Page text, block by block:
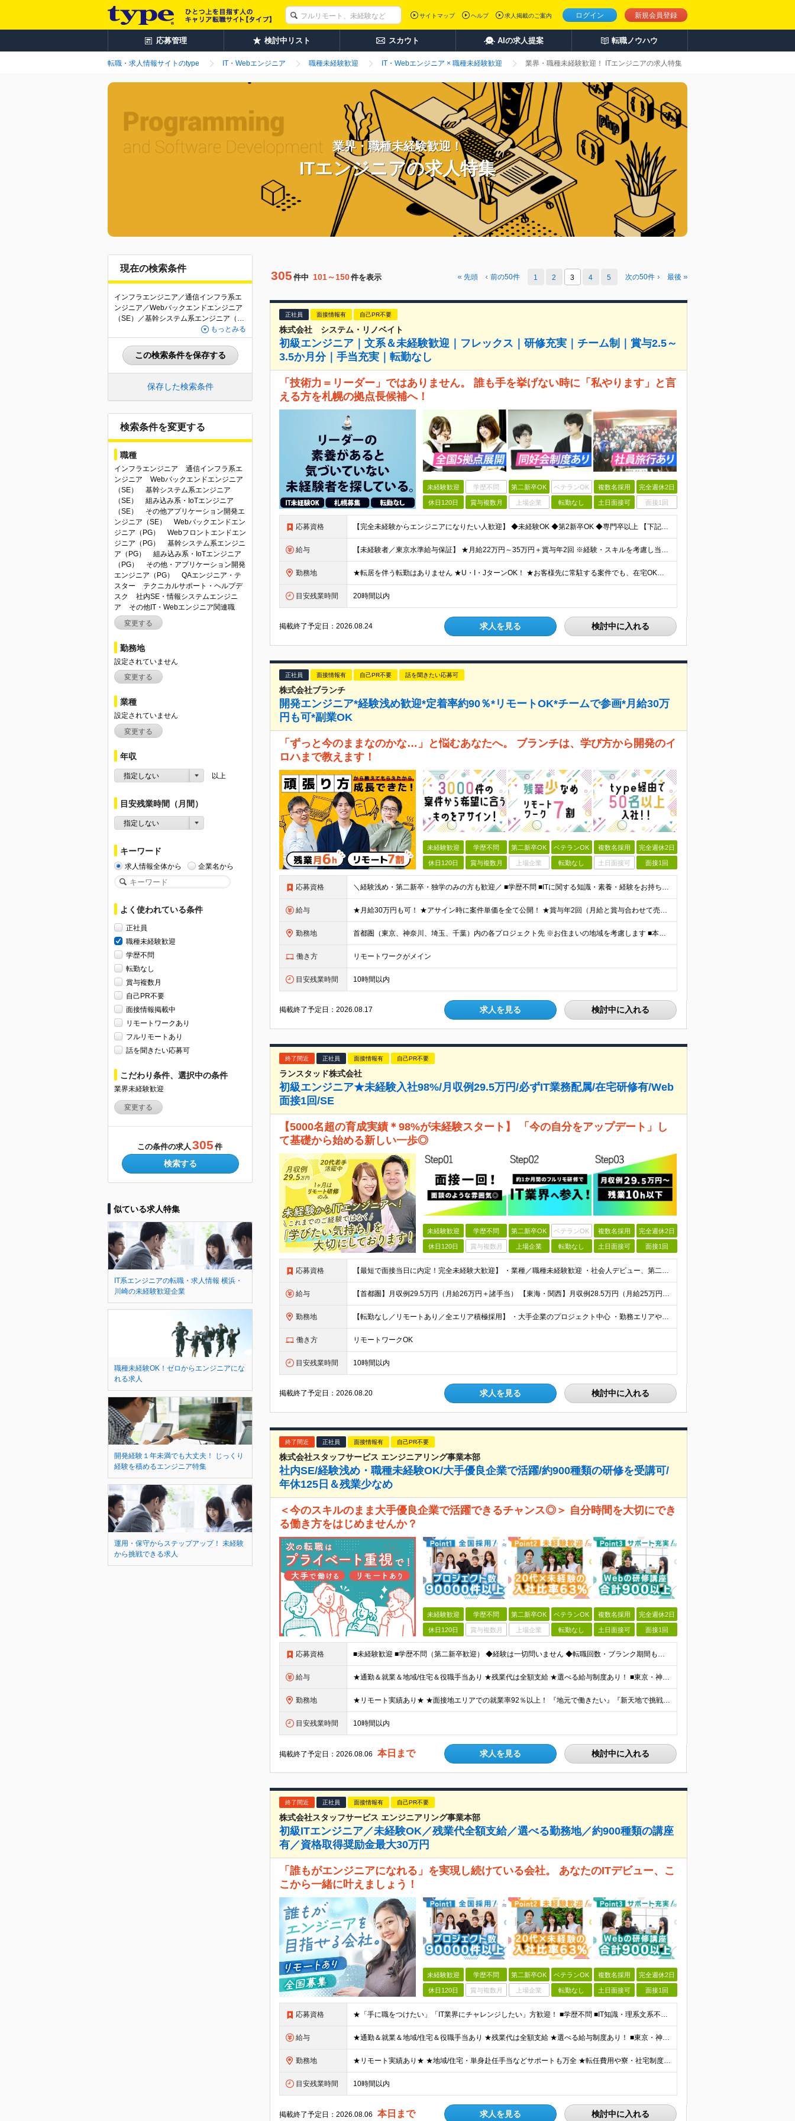
ログイン 新規会員登録
サイトマップ ヘルプ 求人掲載のご案内
応募管理 検討中リスト スカウト AIの求人提案 転職ノウハウ
転職・求人情報サイトのtype IT・Webエンジニア 職種未経験歓迎 IT・Webエンジニア × 職種未経験歓迎 業界・職種未経験歓迎！ ITエンジニアの求人特集
業界・職種未経験歓迎！
ITエンジニアの求人特集
現在の検索条件
インフラエンジニア／通信インフラ系エ
ンジニア／Webバックエンドエンジニア
（SE）／基幹システム系エンジニア（S
E）／組み込み系・IoTエンジニア（SE）
／その他アプリケーション開発エンジニ
ア（SE）／Webバックエンドエンジニア
（PG）／Webフロントエンドエンジニア
（PG）／基幹システム系エンジニア（P
G）／組み込み系・IoTエンジニア（PG）
／その他・アプリケーション開発エンジ
ニア（PG）／QAエンジニア・テスター
／テクニカルサポート・ヘルプデスク／
社内SE・情報システムエンジニア／その
もっとみる
この検索条件を保存する
保存した検索条件
検索条件を変更する
職種
インフラエンジニア
通信インフラ系エ
ンジニア
Webバックエンドエンジニア
（SE）
基幹システム系エンジニア
（SE）
組み込み系・IoTエンジニア
（SE）
その他アプリケーション開発エ
ンジニア（SE）
Webバックエンドエン
ジニア（PG）
Webフロントエンドエン
ジニア（PG）
基幹システム系エンジニ
ア（PG）
組み込み系・IoTエンジニア
（PG）
その他・アプリケーション開発
エンジニア（PG）
QAエンジニア・テ
スター
テクニカルサポート・ヘルプデ
スク
社内SE・情報システムエンジニ
ア
その他IT・Webエンジニア関連職
変更する
勤務地
設定されていません
変更する
業種
設定されていません
変更する
年収
指定しない 以上
目安残業時間（月間）
指定しない
キーワード
求人情報全体から 企業名から
よく使われている条件
正社員
職種未経験歓迎
学歴不問
転勤なし
賞与複数月
自己PR不要
面接情報掲載中
リモートワークあり
フルリモートあり
話を聞きたい応募可
こだわり条件、選択中の条件
業界未経験歓迎
変更する
この条件の求人 305 件
検索する
似ている求人特集
IT系エンジニアの転職・求人情報 横浜・
川崎の未経験歓迎企業
職種未経験OK！ゼロからエンジニアにな
れる求人
開発経験１年未満でも大丈夫！ じっくり
経験を積めるエンジニア特集
運用・保守からステップアップ！ 未経験
から挑戦できる求人
305 件中 101～150件を表示 先頭 前の50件 1 2 3 4 5 次の50件 最後
正社員 面接情報有 自己PR不要
株式会社 システム・リノベイト
初級エンジニア｜文系＆未経験歓迎｜フレックス｜研修充実｜チーム制｜賞与2.5～
3.5か月分｜手当充実｜転勤なし
「技術力＝リーダー」ではありません。 誰も手を挙げない時に「私やります」と言
える方を札幌の拠点長候補へ！
未経験歓迎 学歴不問 第二新卒OK ベテランOK 複数名採用 完全週休2日
休日120日 賞与複数月 上場企業 転勤なし 土日面接可 面接1回
応募資格 【完全未経験からエンジニアになりたい人歓迎】 ◆未経験OK ◆第2新卒OK ◆専門卒以上 【下記のような方もぜひご応募ください】 ◎エンジニア経験が浅いので、自信がない ◎研修が充実している会社がい
給与 【未経験者／東京水準給与保証】 ★月給22万円～35万円＋賞与年2回 ※経験・スキルを考慮し当社規定により決定します ※残業代全額支給（社員の声により今年度より固定残業なしになりました！） ※試用期間
勤務地 ★転居を伴う転勤はありません ★U・I・JターンOK！ ★お客様先に常駐する案件でも、在宅OKの場合は自社オフィスに出社し、チームで相談しながら仕事を進めています。 ※プロジェクト先、もしくは本社・支
目安残業時間 20時間以内
掲載終了予定日：2026.08.24 求人を見る 検討中に入れる
正社員 面接情報有 自己PR不要 話を聞きたい応募可
株式会社ブランチ
開発エンジニア*経験浅め歓迎*定着率約90％*リモートOK*チームで参画*月給30万
円も可*副業OK
「ずっと今のままなのかな…」と悩むあなたへ。 ブランチは、学び方から開発のイ
ロハまで教えます！
未経験歓迎 学歴不問 第二新卒OK ベテランOK 複数名採用 完全週休2日
休日120日 賞与複数月 上場企業 転勤なし 土日面接可 面接1回
応募資格 ＼経験浅め・第二新卒・独学のみの方も歓迎／ ■学歴不問 ■ITに関する知識・素養・経験をお持ちの方 ┗例えば下記のような方を想定しています ・学校やスクールで学んでいた方 ・テスター経験者 ・インフラ
給与 ★月給30万円も可！ ★アサイン時に案件単価を全て公開！ ★賞与年2回（月給と賞与合わせて売上の60%から65%） 月給30万円～＋賞与年2回（月給と賞与合わせて売上の60%から65%）＋残業手当＋
勤務地 首都圏（東京、神奈川、埼玉、千葉）内の各プロジェクト先 ※お住まいの地域を考慮します ■本社：東京都港区芝浦3-15-2 山本ビル5F ※（変更の範囲）上記を除く、当社関連勤務地
働き方 リモートワークがメイン
目安残業時間 10時間以内
掲載終了予定日：2026.08.17 求人を見る 検討中に入れる
終了間近 正社員 面接情報有 自己PR不要
ランスタッド株式会社
初級エンジニア★未経験入社98%/月収例29.5万円/必ずIT業務配属/在宅研修有/Web
面接1回/SE
【5000名超の育成実績＊98%が未経験スタート】 「今の自分をアップデート」し
て基礎から始める新しい一歩◎
未経験歓迎 学歴不問 第二新卒OK ベテランOK 複数名採用 完全週休2日
休日120日 賞与複数月 上場企業 転勤なし 土日面接可 面接1回
応募資格 【最短で面接当日に内定！完全未経験大歓迎】 ・業種／職種未経験歓迎 ・社会人デビュー、第二新卒、既卒者大歓迎 ・学歴不問（文系、理系不問） ・20代～30代、男女問わず活躍中 ・服装、髪色自由 ・明確
給与 【首都圏】月収例29.5万円（月給26万円＋諸手当） 【東海・関西】月収例28.5万円（月給25万円＋諸手当） 【九州】月収例26万円（月給23万円＋諸手当） ※経験・スキル・前職給与を踏まえ、総合
勤務地 【転勤なし／リモートあり／全エリア積極採用】 ・大手企業のプロジェクト中心 ・勤務エリアや配属先は希望を考慮 ・研修はリモートメインで実施 ・UIターン歓迎 ＜主なエリア＞ ■首都圏…東京・神奈川・
働き方 リモートワークOK
目安残業時間 10時間以内
掲載終了予定日：2026.08.20 求人を見る 検討中に入れる
終了間近 正社員 面接情報有 自己PR不要
株式会社スタッフサービス エンジニアリング事業本部
社内SE/経験浅め・職種未経験OK/大手優良企業で活躍/約900種類の研修を受講可/
年休125日＆残業少なめ
＜今のスキルのまま大手優良企業で活躍できるチャンス◎＞ 自分時間を大切にでき
る働き方をはじめませんか？
未経験歓迎 学歴不問 第二新卒OK ベテランOK 複数名採用 完全週休2日
休日120日 賞与複数月 上場企業 転勤なし 土日面接可 面接1回
応募資格 ■未経験歓迎 ■学歴不問（第二新卒歓迎） ◆経験は一切問いません ◆転職回数・ブランク期間も不問 ◆面接というよりは“リラックス面談”です ≪こんな方をお待ちしています≫ ・地道にコツコツ作業が得
給与 ★通勤＆就業＆地域/住宅＆役職手当あり ★残業代は全額支給 ★選べる給与制度あり！ ■東京・神奈川・千葉・埼玉勤務の場合 月給24.5万円～55万円＋諸手当 （残業代は全額支給） (20,000円の
勤務地 ★リモート実績あり★ ★面接地エリアでの就業率92％以上！ 『地元で働きたい』『新天地で挑戦したい』という希望に、業界トップクラス約7,000件の取引事業所数、90,000件以上のプロジェクトから検
目安残業時間 10時間以内
掲載終了予定日：2026.08.06 本日まで 求人を見る 検討中に入れる
終了間近 正社員 面接情報有 自己PR不要
株式会社スタッフサービス エンジニアリング事業本部
初級ITエンジニア／未経験OK／残業代全額支給／選べる勤務地／約900種類の講座
有／資格取得奨励金最大30万円
「誰もがエンジニアになれる」を実現し続けている会社。 あなたのITデビュー、こ
こから一緒に叶えましょう！
未経験歓迎 学歴不問 第二新卒OK ベテランOK 複数名採用 完全週休2日
休日120日 賞与複数月 上場企業 転勤なし 土日面接可 面接1回
応募資格 ★「手に職をつけたい」「IT業界にチャレンジしたい」方歓迎！ ■学歴不問 ■IT知識・理系文系不問！未経験・第二新卒OK ★ITサポート・IT事務やエンジニアの経験をお持ちの方は優遇します！ 地方在
給与 ★通勤＆就業＆地域/住宅＆役職手当あり ★残業代は全額支給 ★選べる給与制度あり！ ■東京・神奈川・千葉・埼玉勤務の場合 月給24.5万円～55万円＋諸手当 （残業代は全額支給） (20,000円の
勤務地 ★リモート実績あり★ ★地域/住宅・単身赴任手当などサポートも万全 ★転任費用や寮・社宅制度も完備しています ★勤務地については希望を考慮の上、決定します ★面接地エリアでの就業率92％以上！ 『地
目安残業時間 10時間以内
掲載終了予定日：2026.08.06 本日まで 求人を見る 検討中に入れる